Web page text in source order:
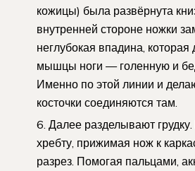
кожицы) была развёрнута
внутренней стороне ножки
неглубокая впадина, которая
мышцы ноги — голенную и
Именно по этой линии и
косточки соединяются там.
Далее разделывают
хребту, прижимая нож к
разрез. Помогая пальцами,